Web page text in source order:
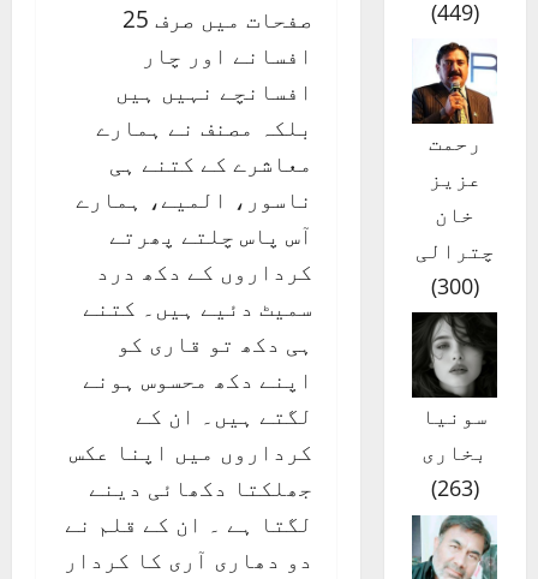
صفحات میں صرف 25
افسانے اور چار
افسانچے نہیں ہیں
بلکہ مصنف نے ہمارے
معاشرے کے کتنے ہی
ناسور، المیے، ہمارے
آس پاس چلتے پھرتے
کرداروں کے دکھ درد
سمیٹ دئیے ہیں۔ کتنے
ہی دکھ تو قاری کو
اپنے دکھ محسوس ہونے
لگتے ہیں۔ ان کے
کرداروں میں اپنا عکس
جھلکتا دکھائی دینے
لگتا ہے ۔ ان کے قلم نے
دو دھاری آری کا کردار
(
449
)
رحمت
عزیز
خان
چترالی
(
300
)
سونیا
بخاری
(
263
)